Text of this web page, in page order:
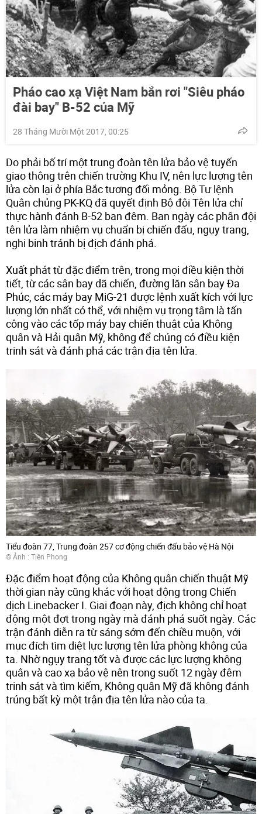
Pháo cao xạ Việt Nam bắn rơi "Siêu pháo
đài bay" B-52 của Mỹ
28 Tháng Mười Một 2017, 00:25
Do phải bố trí một trung đoàn tên lửa bảo vệ tuyến
giao thông trên chiến trường Khu IV, nên lực lượng tên
lửa còn lại ở phía Bắc tương đối mỏng. Bộ Tư lệnh
Quân chủng PK-KQ đã quyết định Bộ đội Tên lửa chỉ
thực hành đánh B-52 ban đêm. Ban ngày các phân đội
tên lửa làm nhiệm vụ chuẩn bị chiến đấu, ngụy trang,
nghi binh tránh bị địch đánh phá.
Xuất phát từ đặc điểm trên, trong mọi điều kiện thời
tiết, từ các sân bay dã chiến, đường lăn sân bay Đa
Phúc, các máy bay MiG-21 được lệnh xuất kích với lực
lượng lớn nhất có thể, với nhiệm vụ trọng tâm là tấn
công vào các tốp máy bay chiến thuật của Không
quân và Hải quân Mỹ, không để chúng có điều kiện
trinh sát và đánh phá các trận địa tên lửa.
Tiểu đoàn 77, Trung đoàn 257 cơ động chiến đấu bảo vệ Hà Nội
© Ảnh : Tiền Phong
Đặc điểm hoạt động của Không quân chiến thuật Mỹ
thời gian này cũng khác với hoạt động trong Chiến
dịch Linebacker I. Giai đoạn này, địch không chỉ hoạt
động một đợt trong ngày mà đánh phá suốt ngày. Các
trận đánh diễn ra từ sáng sớm đến chiều muộn, với
mục đích tìm diệt lực lượng tên lửa phòng không của
ta. Nhờ ngụy trang tốt và được các lực lượng không
quân và cao xạ bảo vệ nên trong suốt 12 ngày đêm
trinh sát và tìm kiếm, Không quân Mỹ đã không đánh
trúng bất kỳ một trận địa tên lửa nào của ta.